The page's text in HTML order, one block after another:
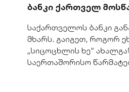
ბანკი ქართველ
საქართველოს ბანკი
მხარს. გაიგეთ, როგორ
„სიცოცხლის ხე“
საერთაშორისო